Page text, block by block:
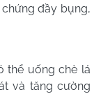
đầy bụng,
thể uống chè lá
và tăng cường